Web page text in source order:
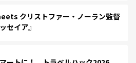
クリストファー・ノーラン監督
セイア』